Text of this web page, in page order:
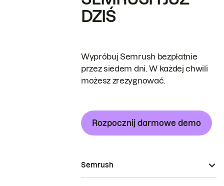
DZIŚ
Wypróbuj Semrush bezpłatnie
przez siedem dni. W każdej chwili
możesz zrezygnować.
Rozpocznij darmowe demo
Semrush